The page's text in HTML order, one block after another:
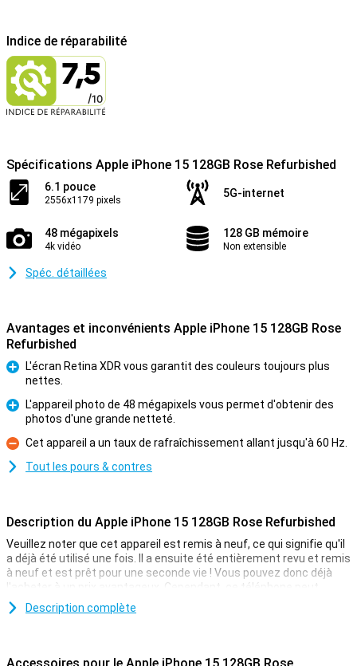
Indice de réparabilité
Spécifications Apple iPhone 15 128GB Rose Refurbished
6.1 pouce
2556x1179 pixels
5G-internet
48 mégapixels
4k vidéo
128 GB mémoire
Non extensible
Spéc. détaillées
Avantages et inconvénients Apple iPhone 15 128GB Rose
Refurbished
Pour
L'écran Retina XDR vous garantit des couleurs toujours plus
nettes.
Pour
L'appareil photo de 48 mégapixels vous permet d'obtenir des
photos d'une grande netteté.
Contre
Cet appareil a un taux de rafraîchissement allant jusqu'à 60 Hz.
Tout les pours & contres
Description du Apple iPhone 15 128GB Rose Refurbished
Veuillez noter que cet appareil est remis à neuf, ce qui signifie qu'il
a déjà été utilisé une fois. Il a ensuite été entièrement revu et remis
à neuf et est prêt pour une seconde vie ! Vous pouvez donc déjà
l'acheter à un prix avantageux. Cependant, ce téléphone peut
présenter de légers signes d'utilisation à l'extérieur.
Description complète